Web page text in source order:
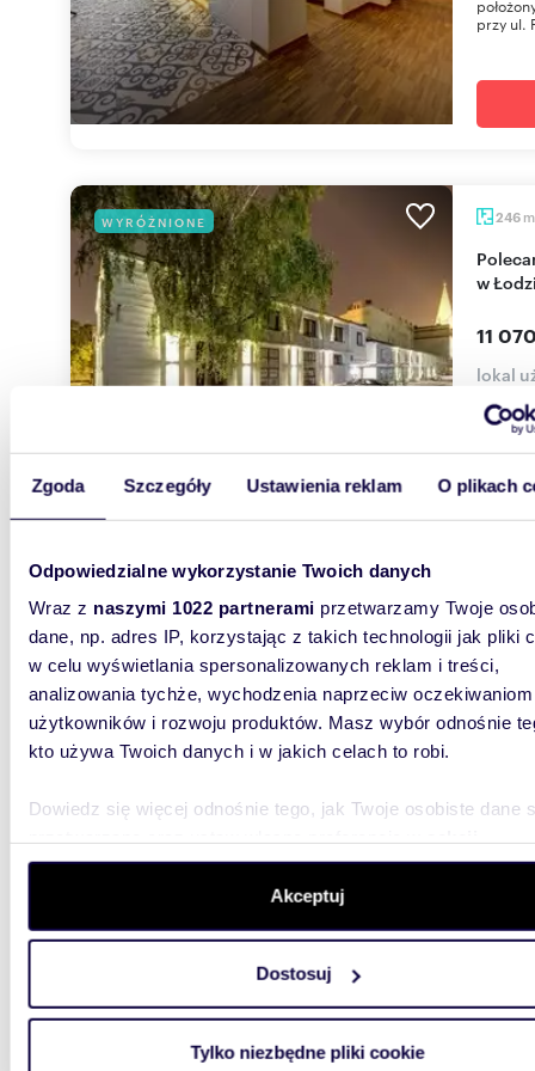
Zgoda Szczegóły Ustawienia reklam O plikach
Odpowiedzialne wykorzystanie Twoich danych
Wraz z naszymi 1022 partnerami przetwarzamy Twoje
dane, np. adres IP, korzystając z takich technologii jak pliki
w celu wyświetlania spersonalizowanych reklam i treści,
analizowania tychże, wychodzenia naprzeciw oczekiwaniom
użytkowników i rozwoju produktów. Masz wybór odnośnie
kto używa Twoich danych i w jakich celach to robi.
Dowiedz się więcej odnośnie tego, jak Twoje osobiste dane
szczegółów. W Deklaracji plików cookie możesz zmienić
wycofać swoją zgodę w dowolnej chwili.
aby oferować funkcje społecznościowe i analizować ruch w
witrynie. Informacje o tym, jak korzystasz z naszej witryny,
analitycznym. Partnerzy mogą połączyć te informacje z
Akceptuj
Dostosuj
Tylko niezbędne pliki cookie
przy ul.
WYRÓŻNIONE 246 m
Polecam lokal użytkowy 246 m² na Piotrkowskiej
w
11
lokal
przy ul.
Komfortowe 3-pokojowe mieszkanie z tarasem i